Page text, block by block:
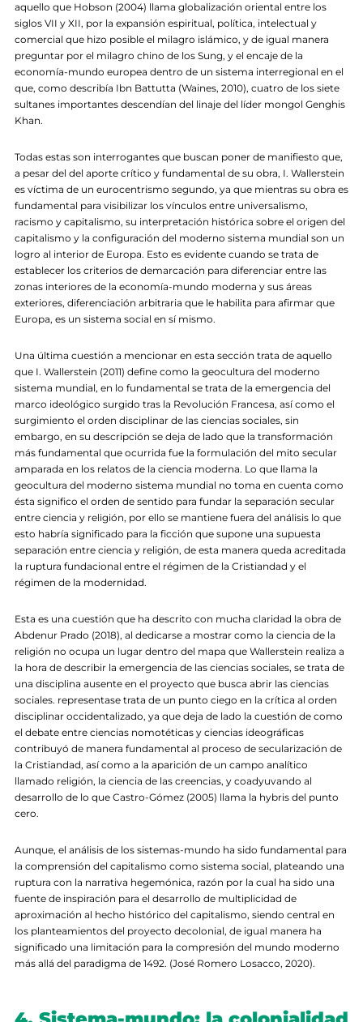
aquello que Hobson (2004) llama globalización oriental entre los
siglos VII y XII, por la expansión espiritual, política, intelectual y
comercial que hizo posible el milagro islámico, y de igual manera
preguntar por el milagro chino de los Sung, y el encaje de la
economía-mundo europea dentro de un sistema interregional en el
que, como describía Ibn Battutta (Waines, 2010), cuatro de los siete
sultanes importantes descendían del linaje del líder mongol Genghis
Khan.
Todas estas son interrogantes que buscan poner de manifiesto que,
a pesar del del aporte crítico y fundamental de su obra, I. Wallerstein
es víctima de un eurocentrismo segundo, ya que mientras su obra es
fundamental para visibilizar los vínculos entre universalismo,
racismo y capitalismo, su interpretación histórica sobre el origen del
capitalismo y la configuración del moderno sistema mundial son un
logro al interior de Europa. Esto es evidente cuando se trata de
establecer los criterios de demarcación para diferenciar entre las
zonas interiores de la economía-mundo moderna y sus áreas
exteriores, diferenciación arbitraria que le habilita para afirmar que
Europa, es un sistema social en sí mismo.
Una última cuestión a mencionar en esta sección trata de aquello
que I. Wallerstein (2011) define como la geocultura del moderno
sistema mundial, en lo fundamental se trata de la emergencia del
marco ideológico surgido tras la Revolución Francesa, así como el
surgimiento el orden disciplinar de las ciencias sociales, sin
embargo, en su descripción se deja de lado que la transformación
más fundamental que ocurrida fue la formulación del mito secular
amparada en los relatos de la ciencia moderna. Lo que llama la
geocultura del moderno sistema mundial no toma en cuenta como
ésta significo el orden de sentido para fundar la separación secular
entre ciencia y religión, por ello se mantiene fuera del análisis lo que
esto habría significado para la ficción que supone una supuesta
separación entre ciencia y religión, de esta manera queda acreditada
la ruptura fundacional entre el régimen de la Cristiandad y el
régimen de la modernidad.
Esta es una cuestión que ha descrito con mucha claridad la obra de
Abdenur Prado (2018), al dedicarse a mostrar como la ciencia de la
religión no ocupa un lugar dentro del mapa que Wallerstein realiza a
la hora de describir la emergencia de las ciencias sociales, se trata de
una disciplina ausente en el proyecto que busca abrir las ciencias
sociales. representase trata de un punto ciego en la crítica al orden
disciplinar occidentalizado, ya que deja de lado la cuestión de como
el debate entre ciencias nomotéticas y ciencias ideográficas
contribuyó de manera fundamental al proceso de secularización de
la Cristiandad, así como a la aparición de un campo analítico
llamado religión, la ciencia de las creencias, y coadyuvando al
desarrollo de lo que Castro-Gómez (2005) llama la hybris del punto
cero.
Aunque, el análisis de los sistemas-mundo ha sido fundamental para
la comprensión del capitalismo como sistema social, plateando una
ruptura con la narrativa hegemónica, razón por la cual ha sido una
fuente de inspiración para el desarrollo de multiplicidad de
aproximación al hecho histórico del capitalismo, siendo central en
los planteamientos del proyecto decolonial, de igual manera ha
significado una limitación para la compresión del mundo moderno
más allá del paradigma de 1492. (José Romero Losacco, 2020).